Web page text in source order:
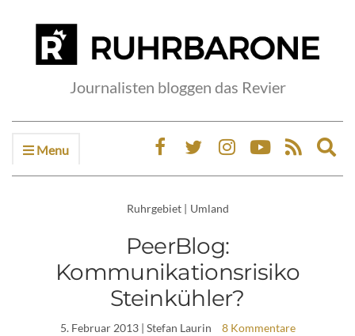
Journalisten bloggen das Revier
Menu
Ruhrgebiet | Umland
PeerBlog:
Kommunikationsrisiko
Steinkühler?
5. Februar 2013| Stefan Laurin 8 Kommentare